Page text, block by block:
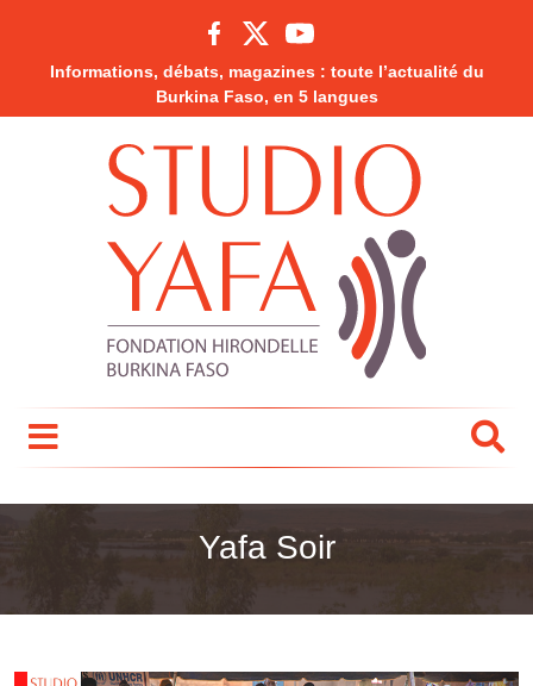
Informations, débats, magazines : toute l’actualité du
Burkina Faso, en 5 langues
Yafa Soir